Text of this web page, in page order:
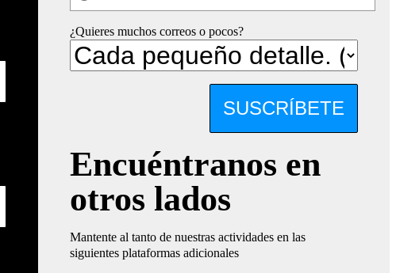
¿Quieres muchos correos o pocos?
SUSCRÍBETE
Encuéntranos en
otros lados
Mantente al tanto de nuestras actividades en las
siguientes plataformas adicionales